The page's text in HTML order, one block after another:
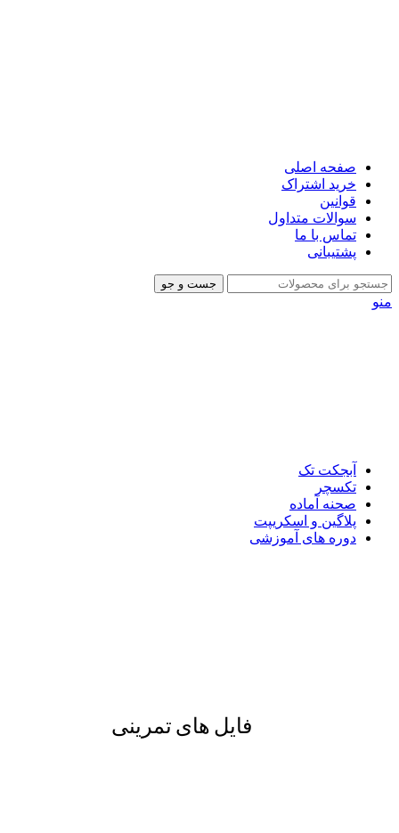
صفحه اصلی
خرید اشتراک
قوانین
سوالات متداول
تماس با ما
پشتیبانی
جست و جو
منو
آبجکت تک
تکسچر
صحنه آماده
پلاگین و اسکریپت
دوره های آموزشی
فایل های تمرینی